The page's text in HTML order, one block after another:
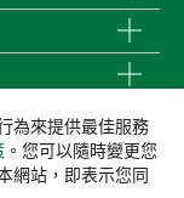
為來提供最佳服務
。您可以隨時變更您
網站，即表示您同